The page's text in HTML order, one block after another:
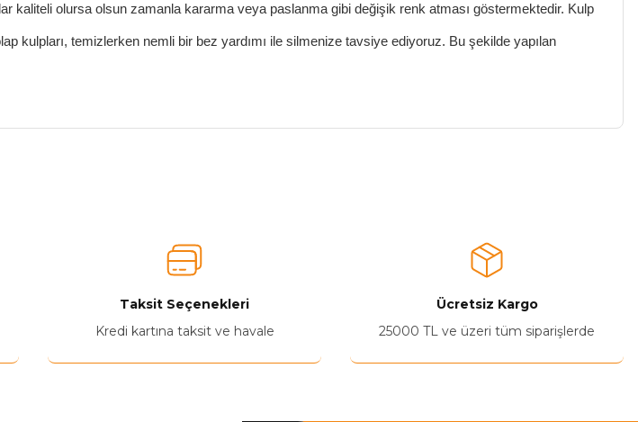
kaliteli olursa olsun zamanla kararma veya paslanma gibi değişik renk atması göstermektedir. Kulp
ap kulpları, temizlerken nemli bir bez yardımı ile silmenize tavsiye ediyoruz. Bu şekilde yapılan
Taksit Seçenekleri
Kredi kartına taksit ve havale
Ücretsiz Kargo
25000 TL ve üzeri tüm siparişlerde